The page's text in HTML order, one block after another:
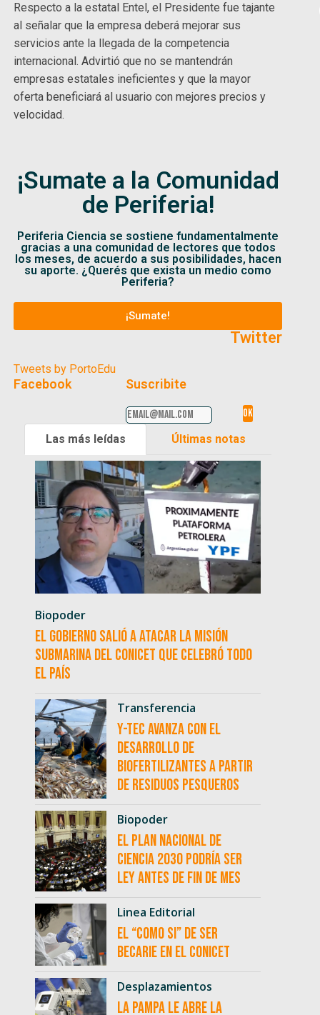
Respecto a la estatal Entel, el Presidente fue tajante
al señalar que la empresa deberá mejorar sus
servicios ante la llegada de la competencia
internacional. Advirtió que no se mantendrán
empresas estatales ineficientes y que la mayor
oferta beneficiará al usuario con mejores precios y
velocidad.
¡Sumate a la Comunidad
de Periferia!
Periferia Ciencia se sostiene fundamentalmente
gracias a una comunidad de lectores que todos
los meses, de acuerdo a sus posibilidades, hacen
su aporte. ¿Querés que exista un medio como
Periferia?
¡Sumate!
Twitter
Tweets by PortoEdu
Facebook Suscribite
Las más leídas Últimas notas
Biopoder
El Gobierno salió a atacar la misión
submarina del CONICET que celebró todo
el país
Transferencia
Y-TEC avanza con el
desarrollo de
biofertilizantes a partir
de residuos pesqueros
Biopoder
El Plan Nacional de
Ciencia 2030 podría ser
ley antes de fin de mes
Linea Editorial
El “como si” de ser
becarie en el CONICET
Desplazamientos
La Pampa le abre la